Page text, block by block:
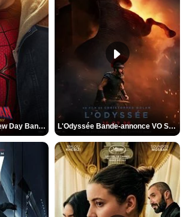
Spider-Man: Brand New Day Bande-annonce VO STFR L'Odyssée Bande-annonce VO STFR